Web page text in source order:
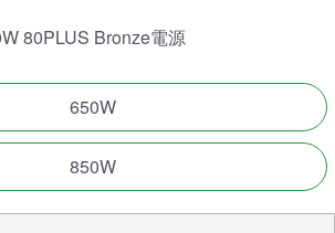
80PLUS Bronze電源
650W
850W